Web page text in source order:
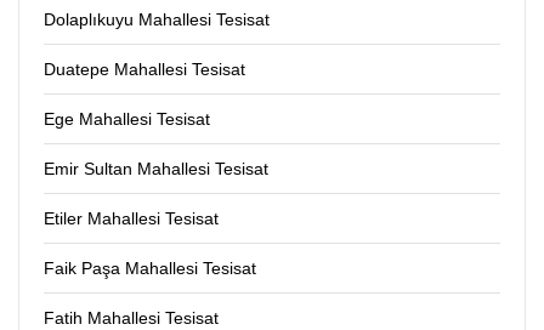
Dolaplıkuyu Mahallesi Tesisat
Duatepe Mahallesi Tesisat
Ege Mahallesi Tesisat
Emir Sultan Mahallesi Tesisat
Etiler Mahallesi Tesisat
Faik Paşa Mahallesi Tesisat
Fatih Mahallesi Tesisat